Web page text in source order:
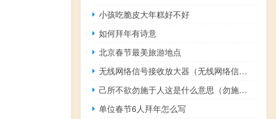
小孩吃脆皮大年糕好不好
如何拜年有诗意
北京春节最美旅游地点
无线网络信号接收放大器（无线网络信号接收器）
己所不欲勿施于人这是什么意思（勿施于人己所不欲什么意思）
单位春节6人拜年怎么写